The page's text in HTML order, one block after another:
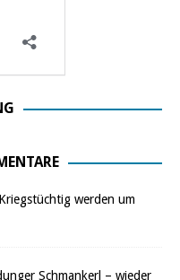
werden um
Schmankerl – wieder